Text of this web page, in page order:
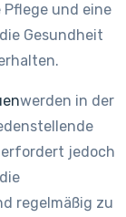
Pflege und eine
Gesundheit
werden in der
erfordert jedoch
regelmäßig zu